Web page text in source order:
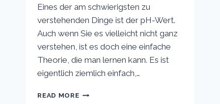
Eines der am schwierigsten zu
verstehenden Dinge ist der pH-Wert.
Auch wenn Sie es vielleicht nicht ganz
verstehen, ist es doch eine einfache
Theorie, die man lernen kann. Es ist
eigentlich ziemlich einfach,…
READ MOREWIE